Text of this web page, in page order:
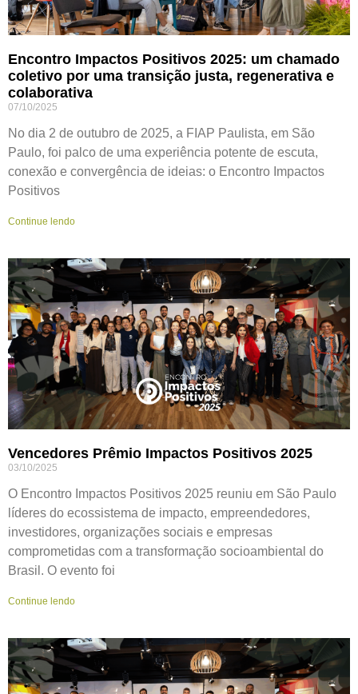
Encontro Impactos Positivos 2025: um chamado
coletivo por uma transição justa, regenerativa e
colaborativa
07/10/2025
No dia 2 de outubro de 2025, a FIAP Paulista, em São
Paulo, foi palco de uma experiência potente de escuta,
conexão e convergência de ideias: o Encontro Impactos
Positivos
Continue lendo
Vencedores Prêmio Impactos Positivos 2025
03/10/2025
O Encontro Impactos Positivos 2025 reuniu em São Paulo
líderes do ecossistema de impacto, empreendedores,
investidores, organizações sociais e empresas
comprometidas com a transformação socioambiental do
Brasil. O evento foi
Continue lendo